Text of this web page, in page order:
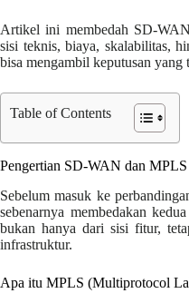
Artikel ini membedah SD-
sisi teknis, biaya, skalabilitas,
bisa mengambil keputusan yang
Table of Contents
Pengertian SD-WAN dan MPLS
Sebelum masuk ke
sebenarnya membedakan
bukan hanya dari sisi fitur,
infrastruktur.
Apa itu MPLS (Multiprotocol